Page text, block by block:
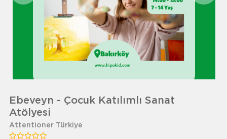
Ebeveyn - Çocuk Katılımlı Sanat
Atölyesi
Attentioner Türkiye